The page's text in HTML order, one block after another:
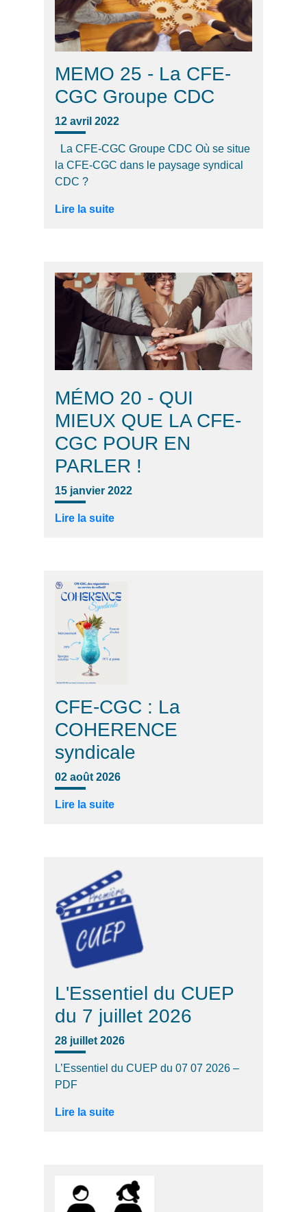
MEMO 25 - La CFE-
CGC Groupe CDC
12 avril 2022
La CFE-CGC Groupe CDC Où se situe
la CFE-CGC dans le paysage syndical
CDC ?
Lire la suite
MÉMO 20 - QUI
MIEUX QUE LA CFE-
CGC POUR EN
PARLER !
15 janvier 2022
Lire la suite
CFE-CGC : La
COHERENCE
syndicale
02 août 2026
Lire la suite
L'Essentiel du CUEP
du 7 juillet 2026
28 juillet 2026
L’Essentiel du CUEP du 07 07 2026 –
PDF
Lire la suite